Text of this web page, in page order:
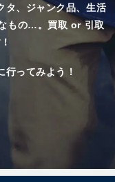
タ、ジャンク品、生活
もの…。 買取 or 引取
行ってみよう！